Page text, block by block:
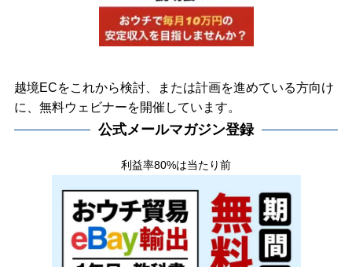
越境ECをこれから検討、または計画を進めている方向け
に、無料ウェビナーを開催しています。
公式メールマガジン登録
利益率80%は当たり前